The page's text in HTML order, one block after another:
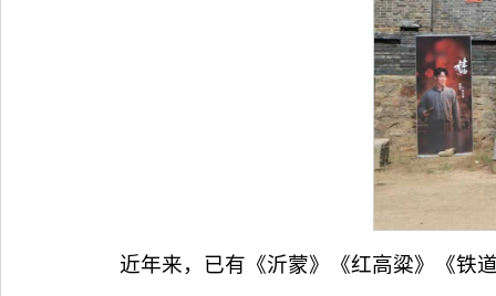
近年来，已有《沂蒙》《红高粱》《铁